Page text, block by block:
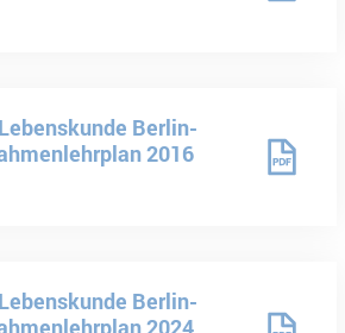
Berlin-
2016
Berlin-
2024